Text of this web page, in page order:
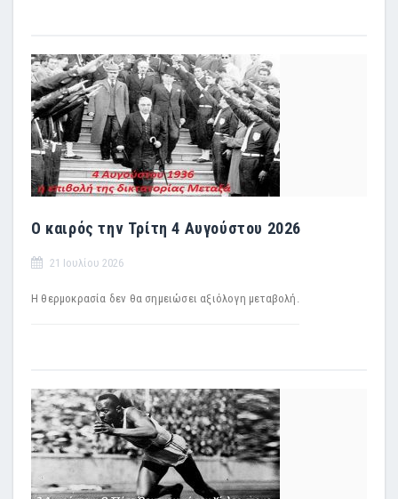
Ο καιρός την Τρίτη 4 Αυγούστου 2026
21 Ιουλίου 2026
Η θερμοκρασία δεν θα σημειώσει αξιόλογη μεταβολή.